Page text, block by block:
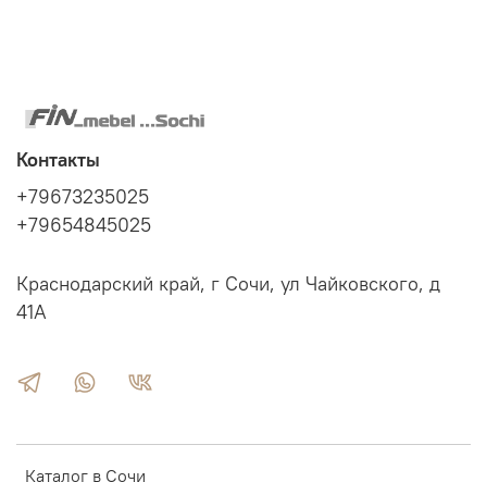
Каталог в Сочи
Контакты
+79673235025
+79654845025
Краснодарский край, г Сочи, ул Чайковского, д
41А